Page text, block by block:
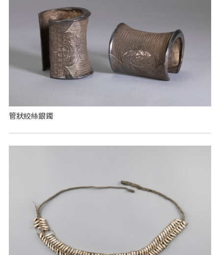
管狀絞絲銀鐲